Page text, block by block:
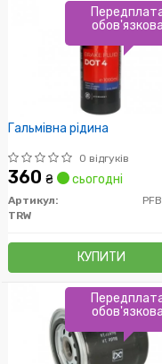
Гальмівна рідина
0 відгуків
360 ₴ сьогодні
Артикул:
TRW
КУПИТИ
обов'язкова
обов'язкова